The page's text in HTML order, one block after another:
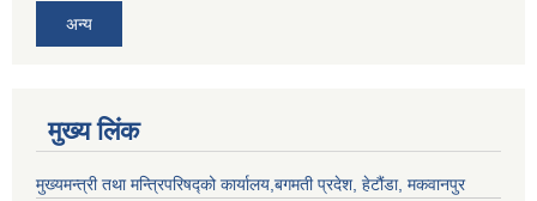
अन्य
मुख्य लिंक
मुख्यमन्त्री तथा मन्त्रिपरिषद्को कार्यालय,बगमती प्रदेश, हेटौंडा, मकवानपुर